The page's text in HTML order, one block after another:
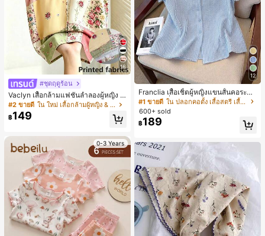
16
#ชุดฤดูร้อน
Vaclyn เสื้อกล้ามแฟชั่นลำลองผู้หญิง ล
ายแพตช์เวิร์ก แขนกุด คอกลม ติดกระดุ
ม
#2 ขายดี ใน ใหม่ เสื้อกล้ามผู้หญิง & Camis
฿149
0-3 Years
12
Franclia เสื้อเชิ้ตผู้หญิงแขนสั้นคอระบา
ยกระดุมเดี่ยวลายทาง
#1 ขายดี
ใน ปลอกคอตั้ง เสื้อสตรี เสื้อเบลาส์ & Tee
600+ sold
฿189